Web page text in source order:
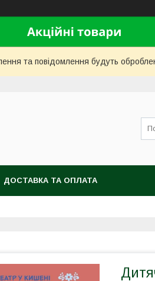
та повідомлення будуть
ДОСТАВКА ТА ОПЛАТА